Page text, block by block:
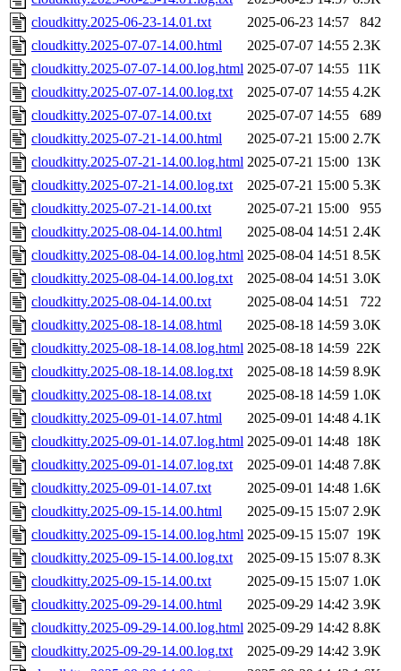
cloudkitty.2025-06-23-14.01.txt
2025-06-23 14:57
842
cloudkitty.2025-07-07-14.00.html
2025-07-07 14:55 2.3K
cloudkitty.2025-07-07-14.00.log.html 2025-07-07 14:55 11K
cloudkitty.2025-07-07-14.00.log.txt
2025-07-07 14:55 4.2K
cloudkitty.2025-07-07-14.00.txt
2025-07-07 14:55
689
cloudkitty.2025-07-21-14.00.html
2025-07-21 15:00 2.7K
cloudkitty.2025-07-21-14.00.log.html 2025-07-21 15:00 13K
cloudkitty.2025-07-21-14.00.log.txt
2025-07-21 15:00 5.3K
cloudkitty.2025-07-21-14.00.txt
2025-07-21 15:00
955
cloudkitty.2025-08-04-14.00.html
2025-08-04 14:51 2.4K
cloudkitty.2025-08-04-14.00.log.html 2025-08-04 14:51 8.5K
cloudkitty.2025-08-04-14.00.log.txt
2025-08-04 14:51 3.0K
cloudkitty.2025-08-04-14.00.txt
2025-08-04 14:51
722
cloudkitty.2025-08-18-14.08.html
2025-08-18 14:59 3.0K
cloudkitty.2025-08-18-14.08.log.html 2025-08-18 14:59 22K
cloudkitty.2025-08-18-14.08.log.txt
2025-08-18 14:59 8.9K
cloudkitty.2025-08-18-14.08.txt
2025-08-18 14:59 1.0K
cloudkitty.2025-09-01-14.07.html
2025-09-01 14:48 4.1K
cloudkitty.2025-09-01-14.07.log.html 2025-09-01 14:48 18K
cloudkitty.2025-09-01-14.07.log.txt
2025-09-01 14:48 7.8K
cloudkitty.2025-09-01-14.07.txt
2025-09-01 14:48 1.6K
cloudkitty.2025-09-15-14.00.html
2025-09-15 15:07 2.9K
cloudkitty.2025-09-15-14.00.log.html 2025-09-15 15:07 19K
cloudkitty.2025-09-15-14.00.log.txt
2025-09-15 15:07 8.3K
cloudkitty.2025-09-15-14.00.txt
2025-09-15 15:07 1.0K
cloudkitty.2025-09-29-14.00.html
2025-09-29 14:42 3.9K
cloudkitty.2025-09-29-14.00.log.html 2025-09-29 14:42 8.8K
cloudkitty.2025-09-29-14.00.log.txt
2025-09-29 14:42 3.9K